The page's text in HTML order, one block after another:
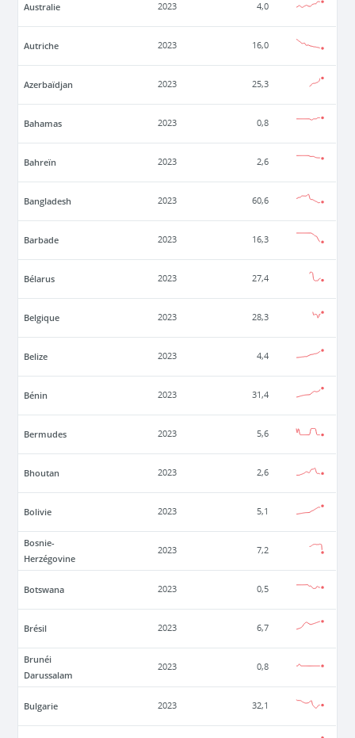
Australie 2023 4,0
Autriche 2023 16,0
Azerbaïdjan 2023 25,3
Bahamas 2023 0,8
Bahreïn 2023 2,6
Bangladesh 2023 60,6
Barbade 2023 16,3
Bélarus 2023 27,4
Belgique 2023 28,3
Belize 2023 4,4
Bénin 2023 31,4
Bermudes 2023 5,6
Bhoutan 2023 2,6
Bolivie 2023 5,1
Bosnie-
Herzégovine
2023 7,2
Botswana 2023 0,5
Brésil 2023 6,7
Brunéi
Darussalam
2023 0,8
Bulgarie 2023 32,1